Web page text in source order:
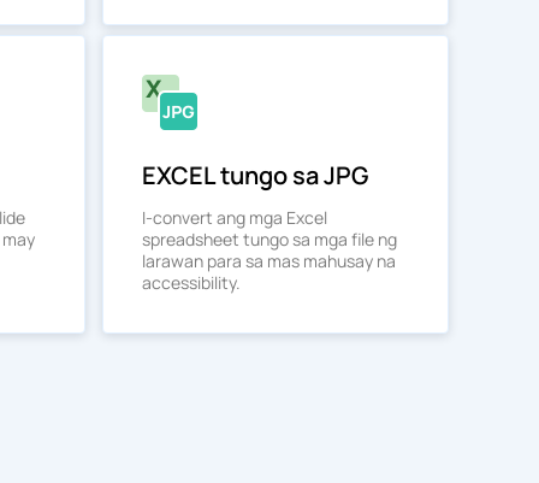
EXCEL tungo sa JPG
I-convert ang mga Excel
spreadsheet tungo sa mga file ng
larawan para sa mas mahusay na
accessibility.